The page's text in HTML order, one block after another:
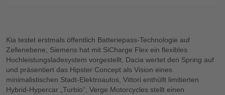
Kia testet erstmals öffentlich Batteriepass-Technologie auf
Zellenebene, Siemens hat mit SiCharge Flex ein flexibles
Hochleistungsladesystem vorgestellt, Dacia wertet den Spring auf
und präsentiert das Hipster Concept als Vision eines
minimalistischen Stadt-Elektroautos, Vittori enthüllt limitierten
Hybrid-Hypercar „Turbio“, Verge Motorcycles stellt einen